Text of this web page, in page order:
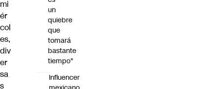
mi
ér
col
es,
div
er
sa
s
un
quiebre
que
tomará
bastante
tiempo"
Influencer